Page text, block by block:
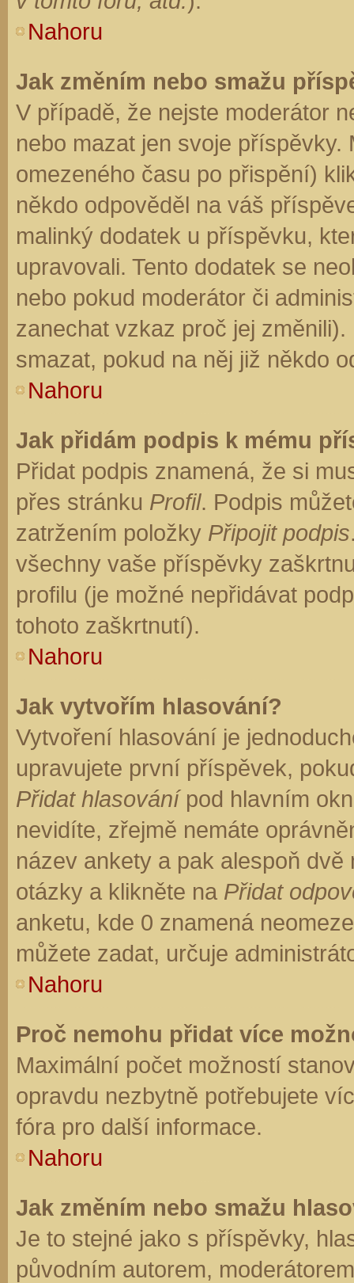
Nahoru
Jak změním nebo smažu
V případě, že nejste moderátor
nebo mazat jen svoje
omezeného času po přispění)
někdo odpověděl na váš
malinký dodatek u příspěvku,
upravovali. Tento dodatek se
nebo pokud moderátor či
zanechat vzkaz proč jej
smazat, pokud na něj již někdo
Nahoru
Jak přidám podpis k mému
Přidat podpis znamená, že si
přes stránku Profil. Podpis
zatržením položky Připojit podpis
všechny vaše příspěvky
profilu (je možné nepřidávat
tohoto zaškrtnutí).
Nahoru
Jak vytvořím hlasování?
Vytvoření hlasování je
upravujete první příspěvek,
Přidat hlasovánípod hlavním
nevidíte, zřejmě nemáte
název ankety a pak alespoň
otázky a klikněte na Přidat
anketu, kde 0 znamená
můžete zadat, určuje
Nahoru
Proč nemohu přidat více
Maximální počet možností
opravdu nezbytně potřebujete
fóra pro další informace.
Nahoru
Jak změním nebo smažu
Je to stejné jako s příspěvky,
původním autorem,